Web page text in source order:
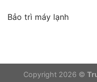
Bảo trì máy lạnh
Copyright 2026 ©